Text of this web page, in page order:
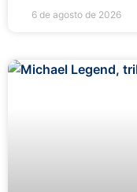
6 de agosto de 2026